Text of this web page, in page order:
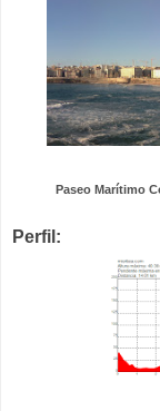
Paseo Marítimo
Perfil: